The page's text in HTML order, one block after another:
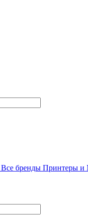
Все бренды Принтеры